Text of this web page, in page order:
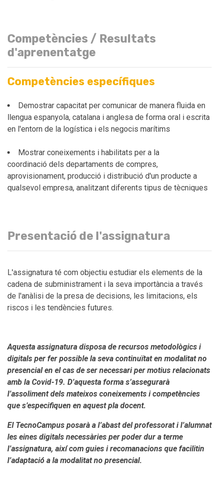
Competències / Resultats
d'aprenentatge
Competències específiques
Demostrar capacitat per comunicar de manera fluida en
llengua espanyola, catalana i anglesa de forma oral i escrita
en l'entorn de la logística i els negocis marítims
Mostrar coneixements i habilitats per a la
coordinació dels departaments de compres,
aprovisionament, producció i distribució d'un producte a
qualsevol empresa, analitzant diferents tipus de tècniques
Presentació de l'assignatura
L'assignatura té com objectiu estudiar els elements de la
cadena de subministrament i la seva importància a través
de l'anàlisi de la presa de decisions, les limitacions, els
riscos i les tendències futures.
Aquesta assignatura disposa de recursos metodològics i
digitals per fer possible la seva continuïtat en modalitat no
presencial en el cas de ser necessari per motius relacionats
amb la Covid-19. D’aquesta forma s’assegurarà
l’assoliment dels mateixos coneixements i competències
que s’especifiquen en aquest pla docent.
El TecnoCampus posarà a l’abast del professorat i l’alumnat
les eines digitals necessàries per poder dur a terme
l’assignatura, així com guies i recomanacions que facilitin
l’adaptació a la modalitat no presencial.